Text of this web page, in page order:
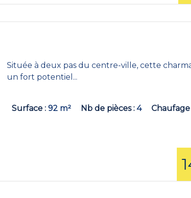
Située à deux pas du centre-ville, cette
un fort potentiel...
Surface 92 m² Nb de pièces 4 Chaufage